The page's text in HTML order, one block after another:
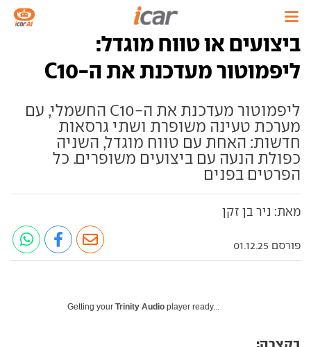
ביצועים או טווח מוגדל:
ליפמוטור מעדכנת את ה-C10
ליפמוטור מעדכנת את ה-C10 החשמלי, עם
מערכת טעינה משופרת ושתי גרסאות
חדשות: האחת עם טווח מוגדל, השניה
כפולת הנעה עם ביצועים משופרים. כל
הפרטים בפנים
מאת: ניר בן זקן
פורסם 01.12.25
Getting your Trinity Audio player ready...